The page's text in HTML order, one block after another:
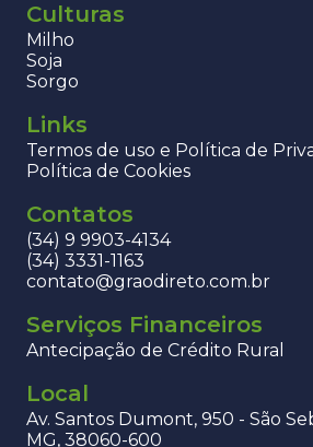
Culturas
Milho
Soja
Sorgo
Links
Termos de uso e Política de
Política de Cookies
Contatos
(34) 9 9903-4134
(34) 3331-1163
contato@graodireto.com.br
Serviços Financeiros
Antecipação de Crédito Rural
Local
Av. Santos Dumont, 950 - São
MG, 38060-600